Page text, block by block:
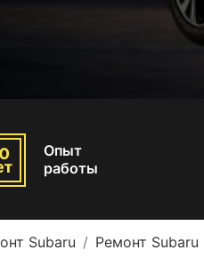
Опыт
работы
Subaru Ремонт Subaru